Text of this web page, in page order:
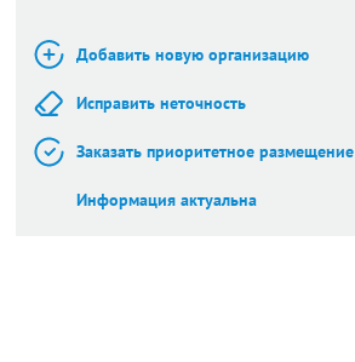
Добавить новую организацию
Исправить неточность
Заказать приоритетное размещение
Информация актуальна